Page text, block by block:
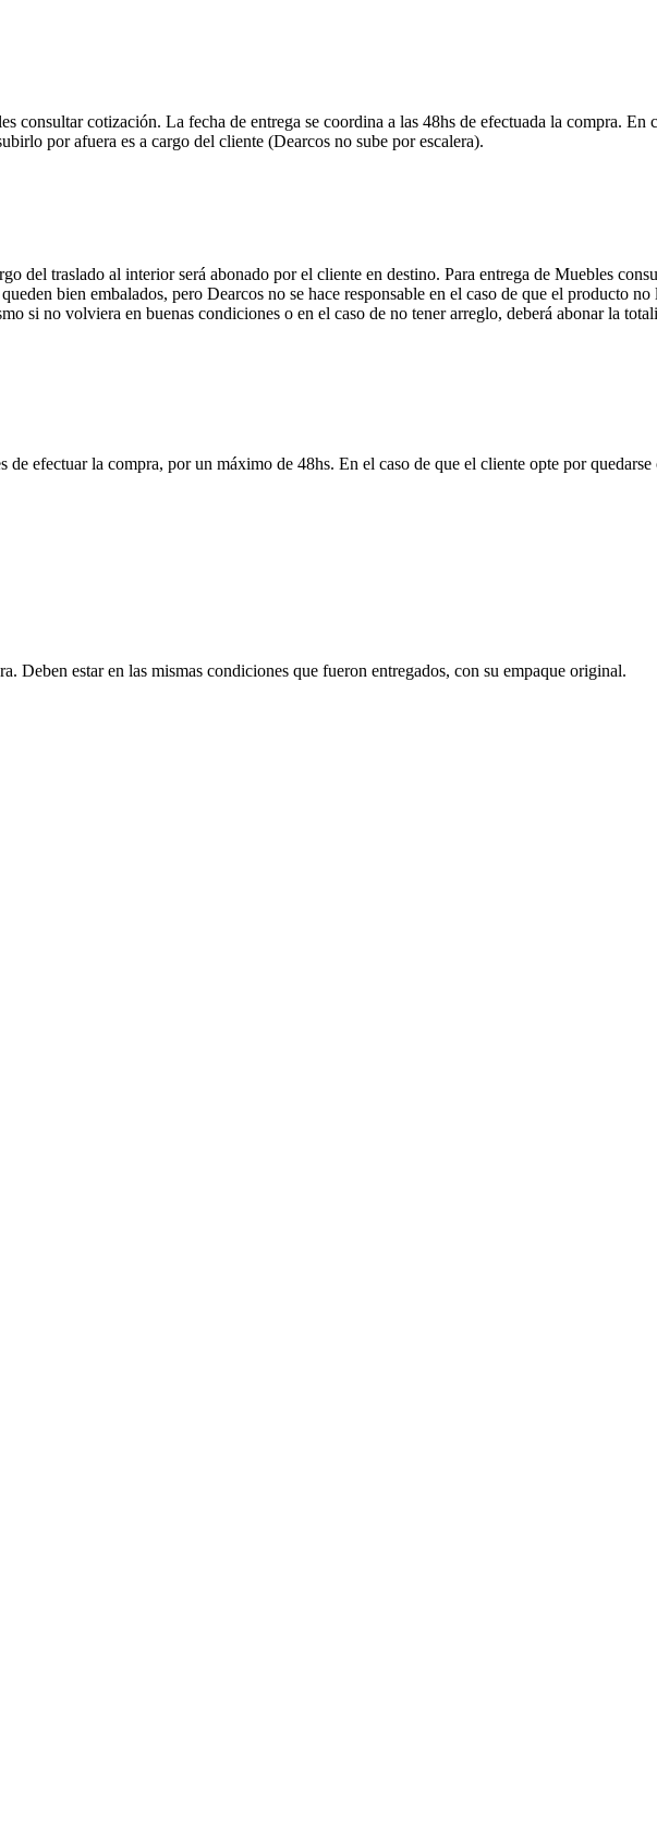
consultar cotización. La fecha de entrega se coordina a las 48hs de efectuada la compra.
por afuera es a cargo del cliente (Dearcos no sube por escalera).
del traslado al interior será abonado por el cliente en destino. Para entrega de Muebles
bien embalados, pero Dearcos no se hace responsable en el caso de que el producto
si no volviera en buenas condiciones o en el caso de no tener arreglo, deberá abonar la
efectuar la compra, por un máximo de 48hs. En el caso de que el cliente opte por
Deben estar en las mismas condiciones que fueron entregados, con su empaque original.